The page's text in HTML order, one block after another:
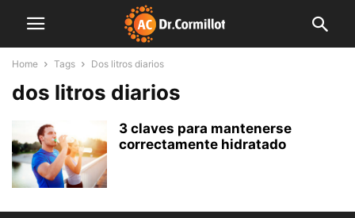
Home Tags Dos litros diarios
dos litros diarios
3 claves para mantenerse
correctamente hidratado